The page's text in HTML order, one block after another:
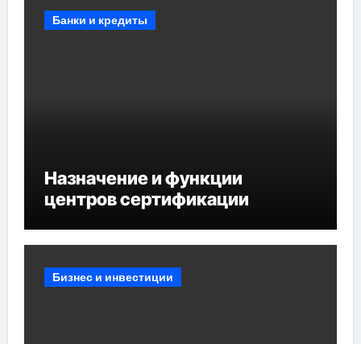
Банки и кредиты
Назначение и функции
центров сертификации
Бизнес и инвестиции